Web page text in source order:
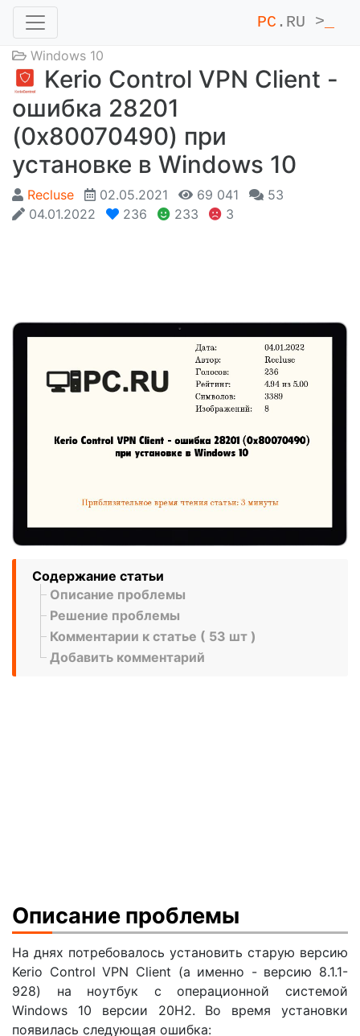
PC .RU >
Windows 10
Kerio Control VPN Client -
ошибка 28201
(0x80070490) при
установке в Windows 10
Recluse 02.05.2021 69 041
53
04.01.2022
236 233 3
Содержание статьи
Описание проблемы
Решение проблемы
Комментарии к статье ( 53 шт )
Добавить комментарий
Описание проблемы
На днях потребовалось установить старую версию
Kerio Control VPN Client (а именно - версию 8.1.1-
928) на ноутбук с операционной системой
Windows 10 версии 20H2. Во время установки
появилась следующая ошибка: